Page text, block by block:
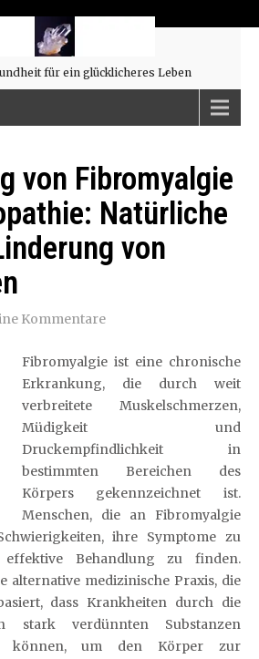
für ein glücklicheres Leben
von Fibromyalgie
Natürliche
von
Kommentare
Fibromyalgie ist eine chronische
Erkrankung, die durch weit
verbreitete Muskelschmerzen,
Müdigkeit und
Druckempfindlichkeit in
bestimmten Bereichen des
Körpers gekennzeichnet ist.
Menschen, die an Fibromyalgie
ihre Symptome zu
Behandlung zu finden.
alternative medizinische Praxis, die
dass Krankheiten durch die
stark verdünnten Substanzen
können, um den Körper zur